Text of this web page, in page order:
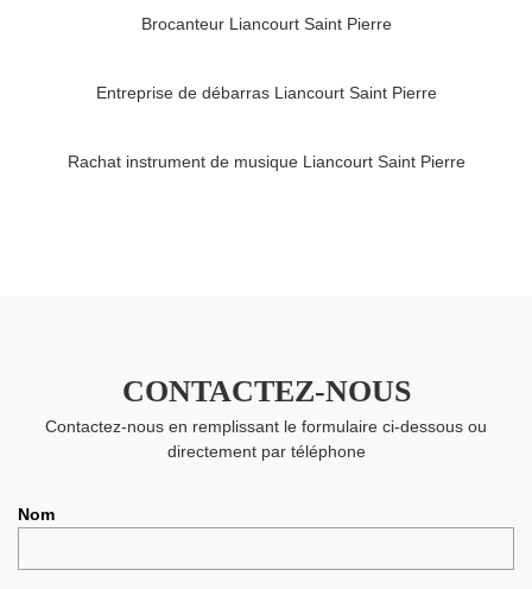
Brocanteur Liancourt Saint Pierre
Entreprise de débarras Liancourt Saint Pierre
Rachat instrument de musique Liancourt Saint Pierre
CONTACTEZ-NOUS
Contactez-nous en remplissant le formulaire ci-dessous ou
directement par téléphone
Nom